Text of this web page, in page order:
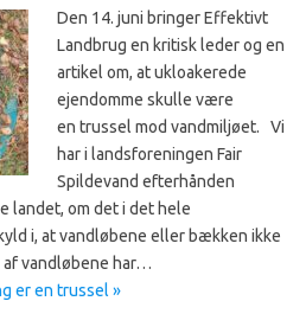
Den 14. juni bringer Effektivt
Landbrug en kritisk leder og en
artikel om, at ukloakerede
ejendomme skulle være
en trussel mod vandmiljøet. Vi
har i landsfor­eningen Fair
Spildevand efterhånden
landet, om det i det hele
i, at vandlø­bene eller bækken ikke
af vandløbene har…
er en trussel »